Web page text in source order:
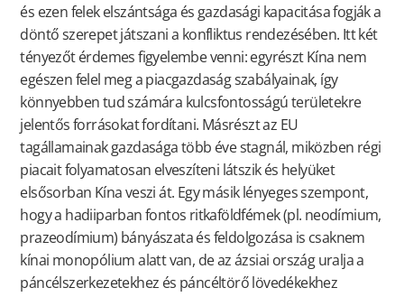
és ezen felek elszántsága és gazdasági kapacitása fogják a
döntő szerepet játszani a konfliktus rendezésében. Itt két
tényezőt érdemes figyelembe venni: egyrészt Kína nem
egészen felel meg a piacgazdaság szabályainak, így
könnyebben tud számára kulcsfontosságú területekre
jelentős forrásokat fordítani. Másrészt az EU
tagállamainak gazdasága több éve stagnál, miközben régi
piacait folyamatosan elveszíteni látszik és helyüket
elsősorban Kína veszi át. Egy másik lényeges szempont,
hogy a hadiiparban fontos ritkaföldfémek (pl. neodímium,
prazeodímium) bányászata és feldolgozása is csaknem
kínai monopólium alatt van, de az ázsiai ország uralja a
páncélszerkezetekhez és páncéltörő lövedékekhez